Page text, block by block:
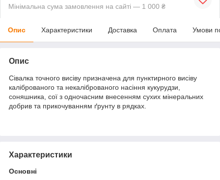
Мінімальна сума замовлення на сайті — 1 000 ₴
Опис Характеристики Доставка Оплата Умови
Опис
Сівалка точного висіву призначена для пунктирного висіву
каліброваного та некаліброваного насіння кукурудзи,
соняшника, сої з одночасним внесенням сухих мінеральних
добрив та прикочуванням ґрунту в рядках.
Характеристики
Основні